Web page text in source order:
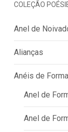
COLEÇÃO
Anel de
Alianças
Anéis de
Anel de
Anel de